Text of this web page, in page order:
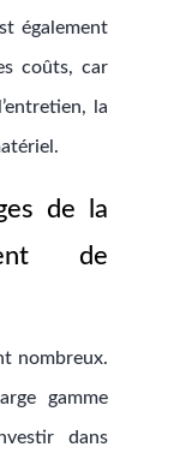
également
coûts, car
la
de la
de
nombreux.
gamme
dans